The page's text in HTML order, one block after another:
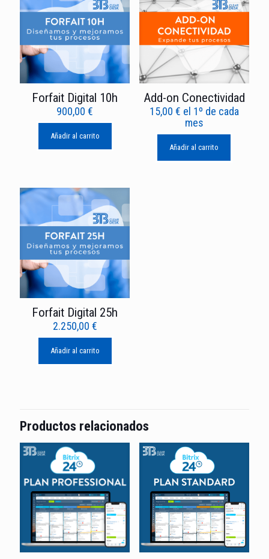
Forfait Digital 10h
900,00€
Añadir al carrito
Add-on Conectividad
15,00 € el 1º de cada
mes
Añadir al carrito
Forfait Digital 25h
2.250,00 €
Añadir al carrito
Productos relacionados